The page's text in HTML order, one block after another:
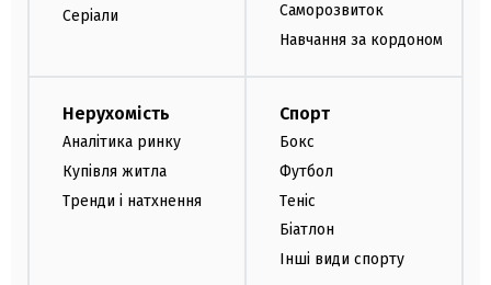
Серіали
Саморозвиток
Навчання за кордоном
Нерухомість
Аналітика ринку
Купівля житла
Тренди і натхнення
Спорт
Бокс
Футбол
Теніс
Біатлон
Інші види спорту